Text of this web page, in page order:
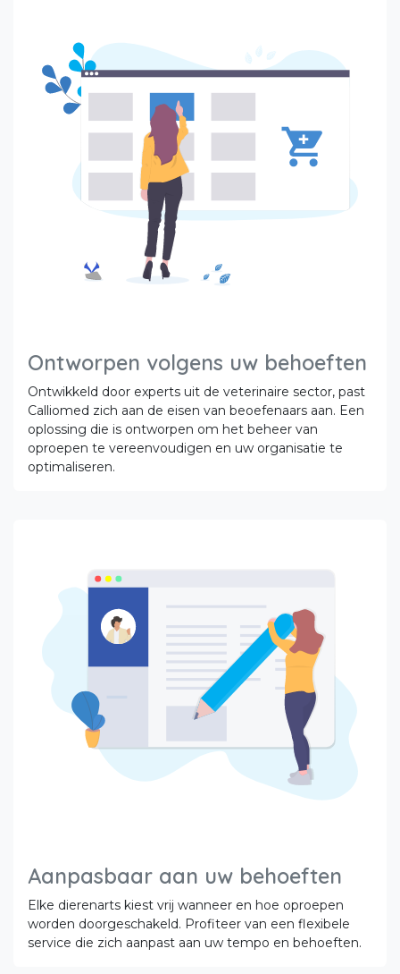
Ontworpen volgens uw behoeften
Ontwikkeld door experts uit de veterinaire sector, past
Calliomed zich aan de eisen van beoefenaars aan. Een
oplossing die is ontworpen om het beheer van
oproepen te vereenvoudigen en uw organisatie te
optimaliseren.
Aanpasbaar aan uw behoeften
Elke dierenarts kiest vrij wanneer en hoe oproepen
worden doorgeschakeld. Profiteer van een flexibele
service die zich aanpast aan uw tempo en behoeften.